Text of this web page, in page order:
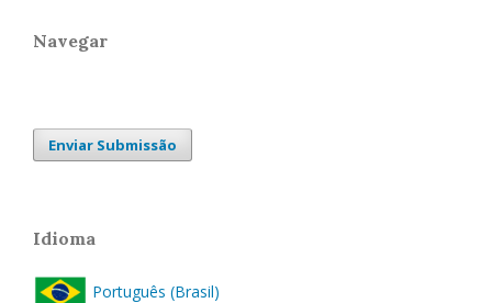
Navegar
Enviar Submissão
Idioma
Português (Brasil)